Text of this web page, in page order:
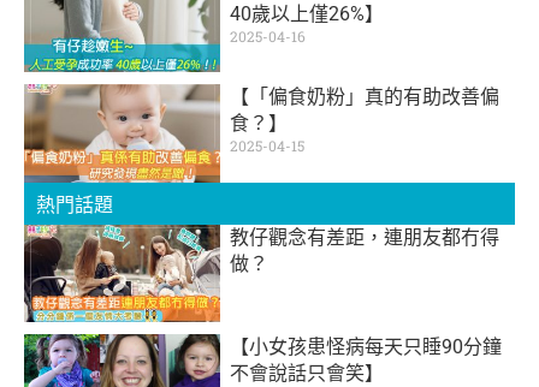
40歲以上僅26%】
2025-04-16
【「偏食奶粉」真的有助改善偏
食？】
2025-04-15
熱門話題
教仔觀念有差距，連朋友都冇得
做？
【小女孩患怪病每天只睡90分鐘
不會說話只會笑】